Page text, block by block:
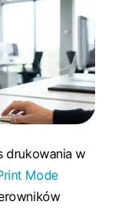
drukowania w
Mode